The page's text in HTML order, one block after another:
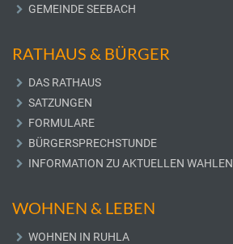
GEMEINDE SEEBACH
RATHAUS & BÜRGER
DAS RATHAUS
SATZUNGEN
FORMULARE
BÜRGERSPRECHSTUNDE
INFORMATION ZU AKTUELLEN WAHLEN
WOHNEN & LEBEN
WOHNEN IN RUHLA